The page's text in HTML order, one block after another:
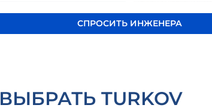
СПРОСИТЬ ИНЖЕНЕРА
ВЫБРАТЬ TURKOV